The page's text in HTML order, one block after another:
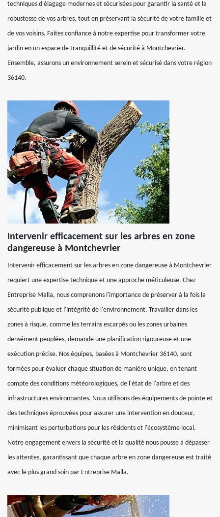
techniques d'élagage modernes et sécurisées pour garantir la santé et la
robustesse de vos arbres, tout en préservant la sécurité de votre famille et
de vos voisins. Faites confiance à notre expertise pour transformer votre
jardin en un espace de tranquillité et de sécurité à Montchevrier.
Ensemble, assurons un environnement serein et sécurisé dans votre région
36140.
Intervenir efficacement sur les arbres en zone
dangereuse à Montchevrier
Intervenir efficacement sur les arbres en zone dangereuse à Montchevrier
requiert une expertise technique et une approche méticuleuse. Chez
Entreprise Malla, nous comprenons l'importance de préserver à la fois la
sécurité publique et l'intégrité de l'environnement. Travailler dans les
zones à risque, comme les terrains escarpés ou les zones urbaines
densément peuplées, demande une planification rigoureuse et une
exécution précise. Nos équipes, basées à Montchevrier 36140, sont
formées pour évaluer chaque situation de manière unique, en tenant
compte des conditions météorologiques, de l'état de l'arbre et des
infrastructures environnantes. Nous utilisons des équipements de pointe et
des techniques éprouvées pour assurer une intervention en douceur,
minimisant les perturbations pour les résidents et l'écosystème local.
Notre engagement envers la sécurité et la qualité nous pousse à dépasser
les attentes, garantissant que chaque arbre en zone dangereuse est traité
avec le plus grand soin par Entreprise Malla.